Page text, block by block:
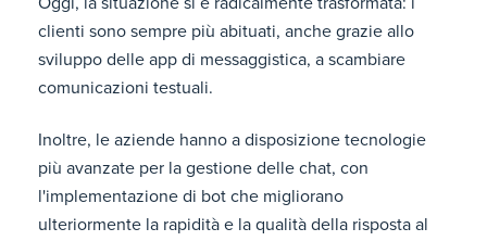
clienti sono sempre più abituati, anche grazie allo
sviluppo delle app di messaggistica, a scambiare
comunicazioni testuali.
Inoltre, le aziende hanno a disposizione tecnologie
più avanzate per la gestione delle chat, con
l'implementazione di bot che migliorano
ulteriormente la rapidità e la qualità della risposta al